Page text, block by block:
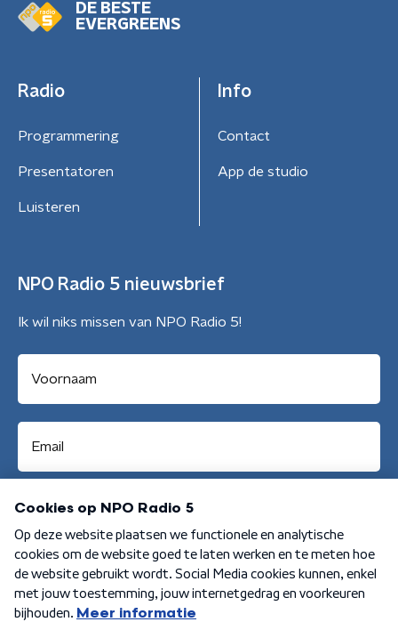
DE BESTE
EVERGREENS
Radio
Programmering
Presentatoren
Luisteren
Info
Contact
App de studio
NPO Radio 5 nieuwsbrief
Ik wil niks missen van NPO Radio 5!
Aanmelden
Algemene voorwaarden